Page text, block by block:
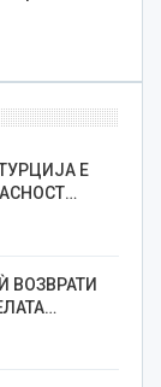
Е
ВОЗВРАТИ